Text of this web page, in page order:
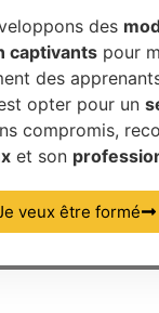
des
captivants pour
des
opter pour un
compromis,
et son
veux être formé